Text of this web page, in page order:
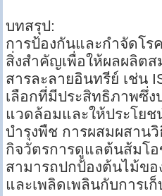
บทสรุป:
การป้องกันและกำจัดโร
สิ่งสำคัญเพื่อให้ผลผลิต
สารละลายอินทรีย์ เช่น
เลือกที่มีประสิทธิภาพซึ่ง
แวดล้อมและให้ประโยช
บำรุงพืช การผสมผสานวิ
กิจวัตรการดูแลต้นส้มโ
สามารถปกป้องต้นไม้ขอ
และเพลิดเพลินกับการเ